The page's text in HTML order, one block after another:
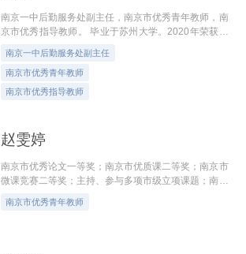
南京一中后勤服务处副主任，南京市优秀青年教师，南
京市优秀指导教师。 毕业于苏州大学。2020年荣获江
苏省教师基本功大赛一等奖，两次荣获南京市教师基本
功大赛一等奖，2022年获得南京市优质...
南京一中后勤服务处副主任
南京市优秀青年教师
南京市优秀指导教师
赵雯婷
南京市优秀论文一等奖；南京市优质课二等奖；南京市
微课竞赛二等奖；主持、参与多项市级立项课题；南京
赛“优秀教练”；江苏省青少年科技模型...
南京市优秀青年教师